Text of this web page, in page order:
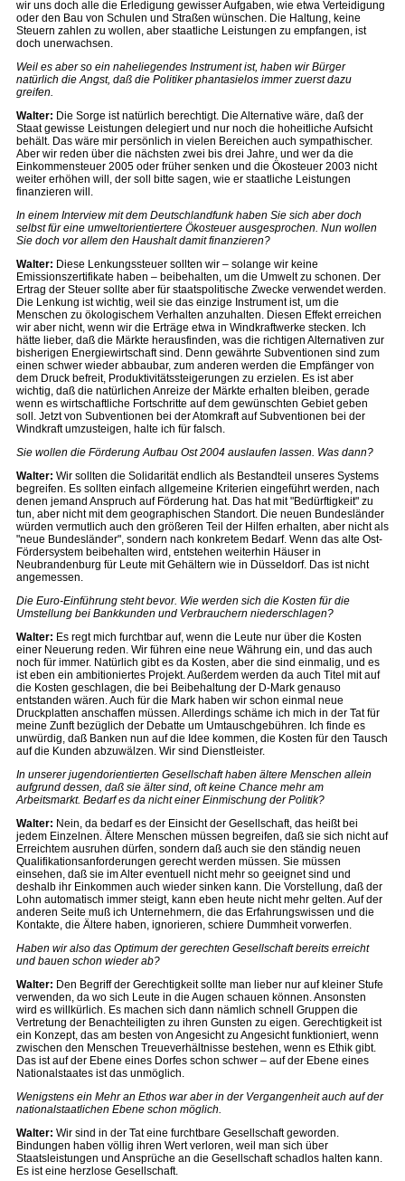
wir uns doch alle die Erledigung gewisser Aufgaben, wie etwa Verteidigung
oder den Bau von Schulen und Straßen wünschen. Die Haltung, keine
Steuern zahlen zu wollen, aber staatliche Leistungen zu empfangen, ist
doch unerwachsen.
Weil es aber so ein naheliegendes Instrument ist, haben wir Bürger
natürlich die Angst, daß die Politiker phantasielos immer zuerst dazu
greifen.
Walter: Die Sorge ist natürlich berechtigt. Die Alternative wäre, daß der
Staat gewisse Leistungen delegiert und nur noch die hoheitliche Aufsicht
behält. Das wäre mir persönlich in vielen Bereichen auch sympathischer.
Aber wir reden über die nächsten zwei bis drei Jahre, und wer da die
Einkommensteuer 2005 oder früher senken und die Ökosteuer 2003 nicht
weiter erhöhen will, der soll bitte sagen, wie er staatliche Leistungen
finanzieren will.
In einem Interview mit dem Deutschlandfunk haben Sie sich aber doch
selbst für eine umweltorientiertere Ökosteuer ausgesprochen. Nun wollen
Sie doch vor allem den Haushalt damit finanzieren?
Walter: Diese Lenkungssteuer sollten wir – solange wir keine
Emissionszertifikate haben – beibehalten, um die Umwelt zu schonen. Der
Ertrag der Steuer sollte aber für staatspolitische Zwecke verwendet werden.
Die Lenkung ist wichtig, weil sie das einzige Instrument ist, um die
Menschen zu ökologischem Verhalten anzuhalten. Diesen Effekt erreichen
wir aber nicht, wenn wir die Erträge etwa in Windkraftwerke stecken. Ich
hätte lieber, daß die Märkte herausfinden, was die richtigen Alternativen zur
bisherigen Energiewirtschaft sind. Denn gewährte Subventionen sind zum
einen schwer wieder abbaubar, zum anderen werden die Empfänger von
dem Druck befreit, Produktivitätssteigerungen zu erzielen. Es ist aber
wichtig, daß die natürlichen Anreize der Märkte erhalten bleiben, gerade
wenn es wirtschaftliche Fortschritte auf dem gewünschten Gebiet geben
soll. Jetzt von Subventionen bei der Atomkraft auf Subventionen bei der
Windkraft umzusteigen, halte ich für falsch.
Sie wollen die Förderung Aufbau Ost 2004 auslaufen lassen. Was dann?
Walter: Wir sollten die Solidarität endlich als Bestandteil unseres Systems
begreifen. Es sollten einfach allgemeine Kriterien eingeführt werden, nach
denen jemand Anspruch auf Förderung hat. Das hat mit "Bedürftigkeit" zu
tun, aber nicht mit dem geographischen Standort. Die neuen Bundesländer
würden vermutlich auch den größeren Teil der Hilfen erhalten, aber nicht als
"neue Bundesländer", sondern nach konkretem Bedarf. Wenn das alte Ost-
Fördersystem beibehalten wird, entstehen weiterhin Häuser in
Neubrandenburg für Leute mit Gehältern wie in Düsseldorf. Das ist nicht
angemessen.
Die Euro-Einführung steht bevor. Wie werden sich die Kosten für die
Umstellung bei Bankkunden und Verbrauchern niederschlagen?
Walter: Es regt mich furchtbar auf, wenn die Leute nur über die Kosten
einer Neuerung reden. Wir führen eine neue Währung ein, und das auch
noch für immer. Natürlich gibt es da Kosten, aber die sind einmalig, und es
ist eben ein ambitioniertes Projekt. Außerdem werden da auch Titel mit auf
die Kosten geschlagen, die bei Beibehaltung der D-Mark genauso
entstanden wären. Auch für die Mark haben wir schon einmal neue
Druckplatten anschaffen müssen. Allerdings schäme ich mich in der Tat für
meine Zunft bezüglich der Debatte um Umtauschgebühren. Ich finde es
unwürdig, daß Banken nun auf die Idee kommen, die Kosten für den Tausch
auf die Kunden abzuwälzen. Wir sind Dienstleister.
In unserer jugendorientierten Gesellschaft haben ältere Menschen allein
aufgrund dessen, daß sie älter sind, oft keine Chance mehr am
Arbeitsmarkt. Bedarf es da nicht einer Einmischung der Politik?
Walter: Nein, da bedarf es der Einsicht der Gesellschaft, das heißt bei
jedem Einzelnen. Ältere Menschen müssen begreifen, daß sie sich nicht auf
Erreichtem ausruhen dürfen, sondern daß auch sie den ständig neuen
Qualifikationsanforderungen gerecht werden müssen. Sie müssen
einsehen, daß sie im Alter eventuell nicht mehr so geeignet sind und
deshalb ihr Einkommen auch wieder sinken kann. Die Vorstellung, daß der
Lohn automatisch immer steigt, kann eben heute nicht mehr gelten. Auf der
anderen Seite muß ich Unternehmern, die das Erfahrungswissen und die
Kontakte, die Ältere haben, ignorieren, schiere Dummheit vorwerfen.
Haben wir also das Optimum der gerechten Gesellschaft bereits erreicht
und bauen schon wieder ab?
Walter: Den Begriff der Gerechtigkeit sollte man lieber nur auf kleiner Stufe
verwenden, da wo sich Leute in die Augen schauen können. Ansonsten
wird es willkürlich. Es machen sich dann nämlich schnell Gruppen die
Vertretung der Benachteiligten zu ihren Gunsten zu eigen. Gerechtigkeit ist
ein Konzept, das am besten von Angesicht zu Angesicht funktioniert, wenn
zwischen den Menschen Treueverhältnisse bestehen, wenn es Ethik gibt.
Das ist auf der Ebene eines Dorfes schon schwer – auf der Ebene eines
Nationalstaates ist das unmöglich.
Wenigstens ein Mehr an Ethos war aber in der Vergangenheit auch auf der
nationalstaatlichen Ebene schon möglich.
Walter: Wir sind in der Tat eine furchtbare Gesellschaft geworden.
Bindungen haben völlig ihren Wert verloren, weil man sich über
Staatsleistungen und Ansprüche an die Gesellschaft schadlos halten kann.
Es ist eine herzlose Gesellschaft.